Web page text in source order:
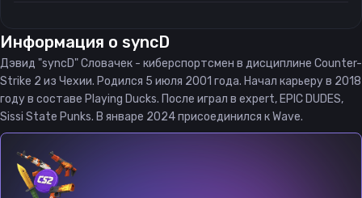
Информация о syncD
Дэвид "syncD" Словачек - киберспортсмен в дисциплине Counter-
Strike 2 из Чехии. Родился 5 июля 2001 года. Начал карьеру в 2018
году в составе Playing Ducks. После играл в expert, EPIC DUDES,
Sissi State Punks. В январе 2024 присоединился к Wave.